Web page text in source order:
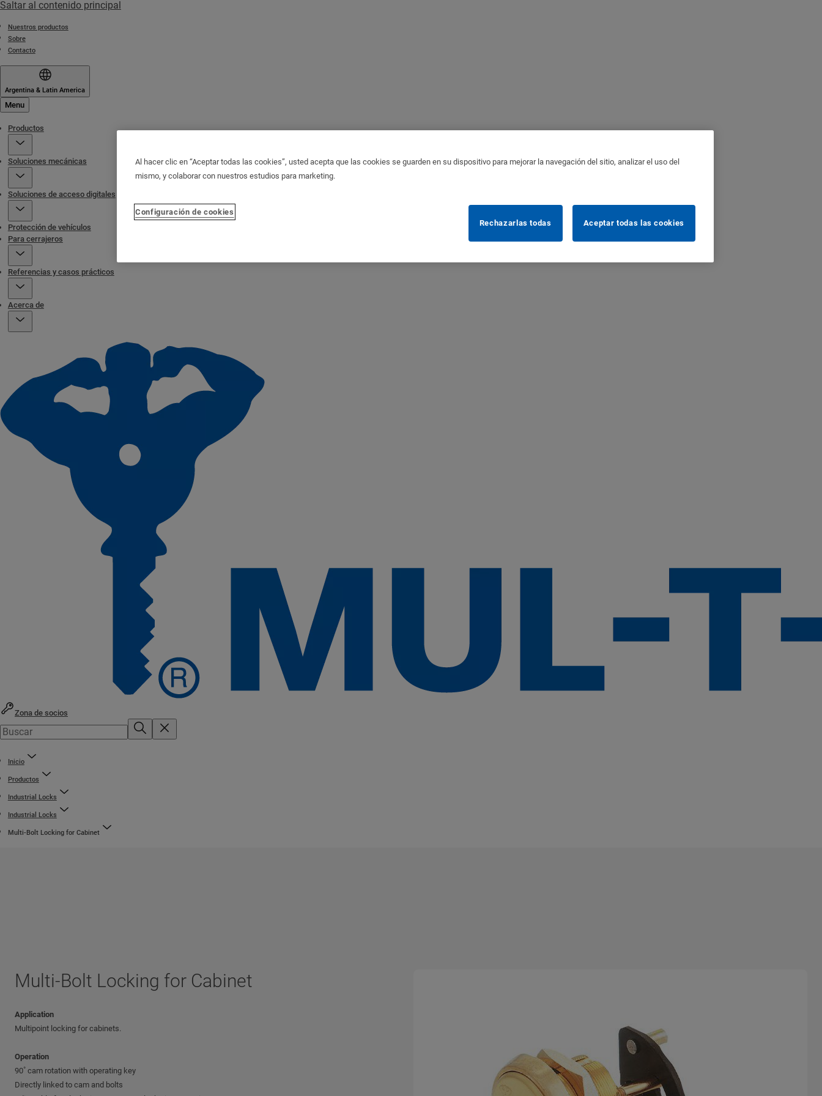
Saltar al contenido principal
Nuestros productos
Sobre
Contacto
Argentina & Latin America
Menu
Productos
Soluciones mecánicas
Soluciones de acceso digitales
Protección de vehículos
Para cerrajeros
Referencias y casos prácticos
Acerca de
Zona de socios
Inicio
Productos
Industrial Locks
Industrial Locks
Multi-Bolt Locking for Cabinet
Multi-Bolt Locking for Cabinet
Application
Multipoint locking for cabinets.
Operation
90˚ cam rotation with operating key
Directly linked to cam and bolts
Al hacer clic en “Aceptar todas las cookies”, usted acepta que las cookies se guarden en su dispositivo para mejorar la navegación del sitio, analizar el uso del
mismo, y colaborar con nuestros estudios para marketing.
Configuración de cookies
Rechazarlas todas
Aceptar todas las cookies